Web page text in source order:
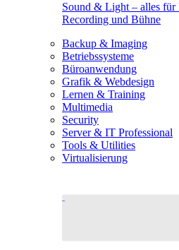
Sound & Light – alles für
Recording und Bühne
Backup & Imaging
Betriebssysteme
Büroanwendung
Grafik & Webdesign
Lernen & Training
Multimedia
Security
Server & IT Professional
Tools & Utilities
Virtualisierung